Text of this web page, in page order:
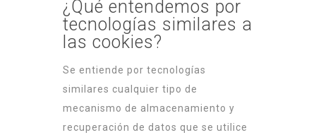
¿Qué entendemos por
tecnologías similares a
las cookies?
Se entiende por tecnologías
similares cualquier tipo de
mecanismo de almacenamiento y
recuperación de datos que se utilice